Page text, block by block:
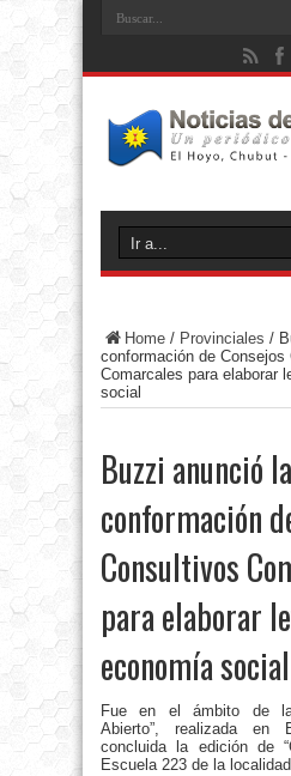
Home / Provinciales /
conformación de Consejos
Comarcales para elaborar
social
Buzzi anunció la
conformación
Consultivos
para elaborar
economía social
Fue en el ámbito de la
Abierto”, realizada
concluida la edición de
Escuela 223 de la